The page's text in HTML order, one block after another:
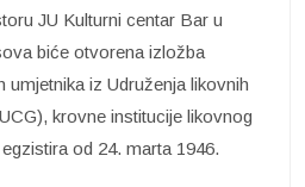
JU Kulturni centar Bar u
biće otvorena izložba
umjetnika iz Udruženja likovnih
krovne institucije likovnog
od 24. marta 1946.